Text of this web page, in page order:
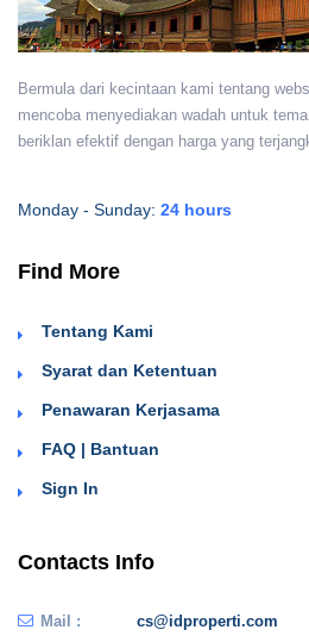
Bermula dari kecintaan kami tentang
mencoba menyediakan wadah untuk
beriklan efektif dengan harga yang
Monday - Sunday: 24 hours
Find More
Tentang Kami
Syarat dan Ketentuan
Penawaran Kerjasama
FAQ | Bantuan
Sign In
Contacts Info
Mail : cs@idproperti.com